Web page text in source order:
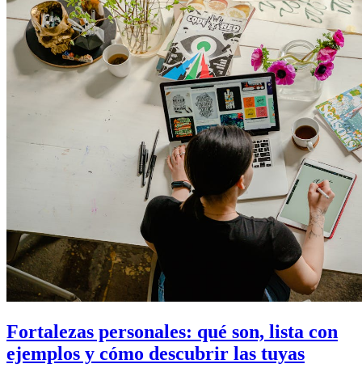
Fortalezas personales: qué son, lista con
ejemplos y cómo descubrir las tuyas